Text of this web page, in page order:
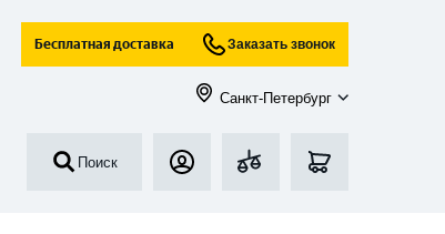
Бесплатная доставка Заказать звонок
Санкт-Петербург
Поиск